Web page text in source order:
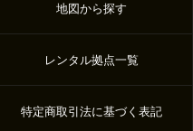
地図から探す
レンタル拠点一覧
特定商取引法に基づく表記